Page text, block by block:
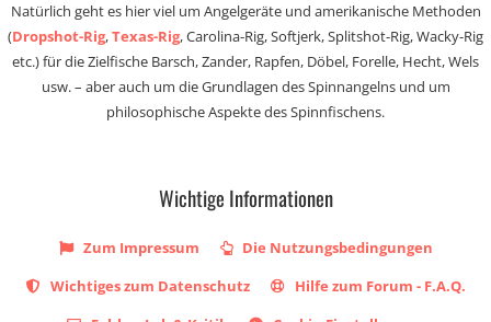
Natürlich geht es hier viel um Angelgeräte und amerikanische Methoden
(Dropshot-Rig,Texas-Rig, Carolina-Rig, Softjerk, Splitshot-Rig, Wacky-Rig
etc.) für die Zielfische Barsch, Zander, Rapfen, Döbel, Forelle, Hecht, Wels
usw. – aber auch um die Grundlagen des Spinnangelns und um
philosophische Aspekte des Spinnfischens.
Wichtige Informationen
Zum Impressum
Die Nutzungsbedingungen
Wichtiges zum Datenschutz
Hilfe zum Forum - F.A.Q.